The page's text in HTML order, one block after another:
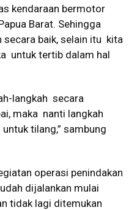
kendaraan bermotor
Barat. Sehingga
secara baik, selain itu kita
untuk tertib dalam hal
langkah secara
maka nanti langkah
tilang,” sambung
operasi penindakan
dijalankan mulai
tidak lagi ditemukan